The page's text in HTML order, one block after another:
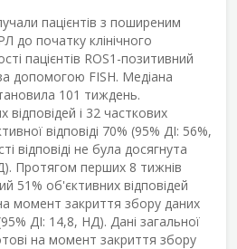
пацієнтів з поширеним
до початку клінічного
пацієнтів ROS1-позитивний
допомогою FISH. Медіана
101 тиждень.
і 32 часткових
відповіді 70% (95% ДІ: 56%,
відповіді не була досягнута
Протягом перших 8 тижнів
51% об'єктивних відповідей
момент закриття збору даних
ДІ: 14,8, НД). Дані загальної
на момент закриття збору